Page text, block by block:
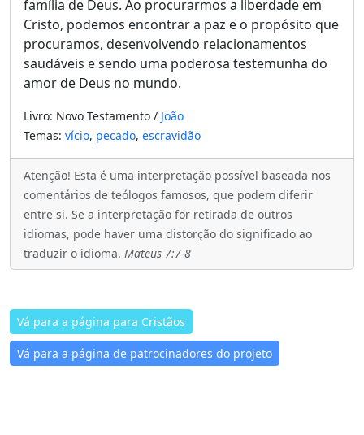
família de Deus. Ao procurarmos a liberdade em
Cristo, podemos encontrar a paz e o propósito que
procuramos, desenvolvendo relacionamentos
saudáveis ​​e sendo uma poderosa testemunha do
amor de Deus no mundo.
Livro: Novo Testamento / João
Temas: vício, pecado, escravidão
Atenção! Esta é uma interpretação possível baseada nos
comentários de teólogos famosos, que podem diferir
entre si. Se a interpretação for retirada de outros
idiomas, pode haver uma distorção do significado ao
traduzir o idioma. Mateus 7:7-8
Vá para a página para Cristãos
Vá para a página de patrocinadores do projeto